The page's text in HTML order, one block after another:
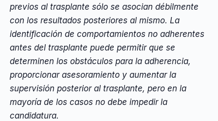
previos al trasplante sólo se asocian débilmente
con los resultados posteriores al mismo. La
identificación de comportamientos no adherentes
antes del trasplante puede permitir que se
determinen los obstáculos para la adherencia,
proporcionar asesoramiento y aumentar la
supervisión posterior al trasplante, pero en la
mayoría de los casos no debe impedir la
candidatura.